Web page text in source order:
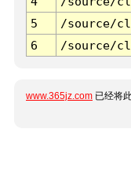
5
/source/
6
/source/
www.365jz.com 已经将